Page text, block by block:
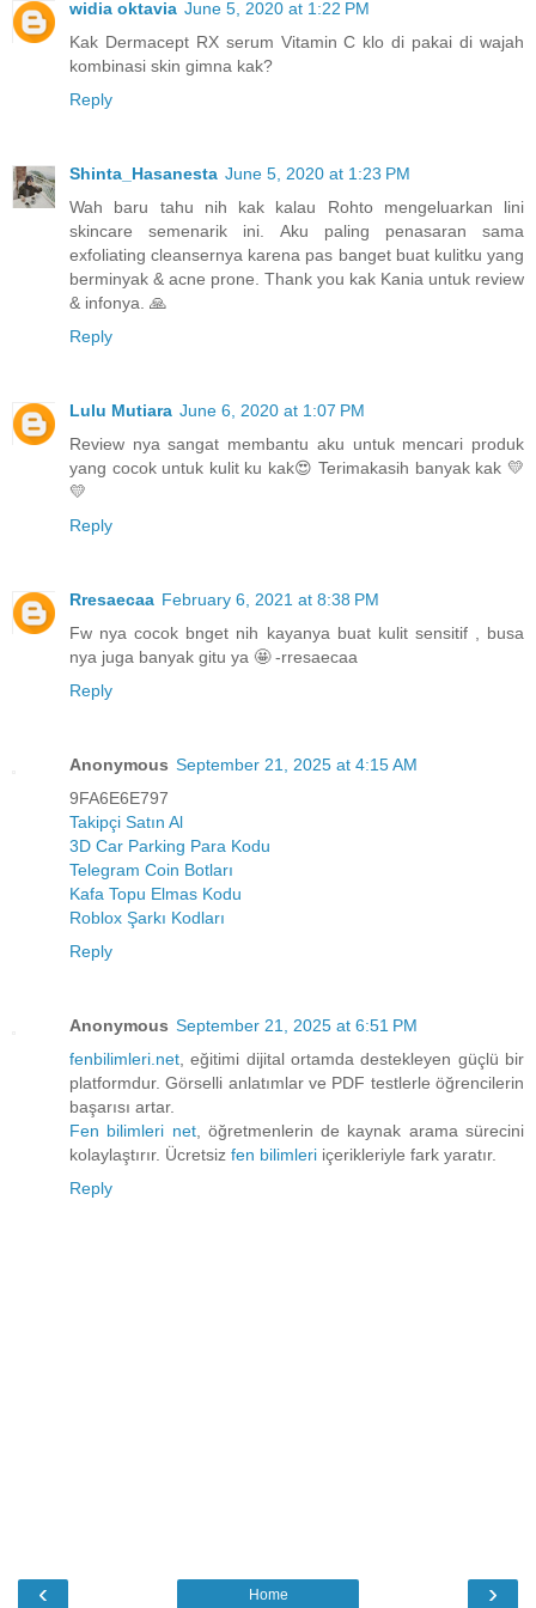
widia oktavia June 5, 2020 at 1:22 PM
Kak Dermacept RX serum Vitamin C klo di pakai di wajah
kombinasi skin gimna kak?
Reply
Shinta_Hasanesta June 5, 2020 at 1:23 PM
Wah baru tahu nih kak kalau Rohto mengeluarkan lini
skincare semenarik ini. Aku paling penasaran sama
exfoliating cleansernya karena pas banget buat kulitku yang
berminyak & acne prone. Thank you kak Kania untuk review
& infonya. 🙏
Reply
Lulu Mutiara June 6, 2020 at 1:07 PM
Review nya sangat membantu aku untuk mencari produk
yang cocok untuk kulit ku kak😍 Terimakasih banyak kak 💛
💛
Reply
Rresaecaa February 6, 2021 at 8:38 PM
Fw nya cocok bnget nih kayanya buat kulit sensitif , busa
nya juga banyak gitu ya 🤩 -rresaecaa
Reply
Anonymous September 21, 2025 at 4:15 AM
9FA6E6E797
Takipçi Satın Al
3D Car Parking Para Kodu
Telegram Coin Botları
Kafa Topu Elmas Kodu
Roblox Şarkı Kodları
Reply
Anonymous September 21, 2025 at 6:51 PM
fenbilimleri.net , eğitimi dijital ortamda destekleyen güçlü bir
platformdur. Görselli anlatımlar ve PDF testlerle öğrencilerin
başarısı artar.
Fen bilimleri net, öğretmenlerin de kaynak arama sürecini
kolaylaştırır. Ücretsiz fen bilimleri içerikleriyle fark yaratır.
Reply
‹ ›
Home